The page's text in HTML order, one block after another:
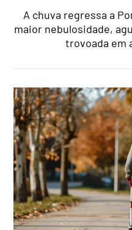
A chuva regressa a
maior nebulosidade,
trovoada em